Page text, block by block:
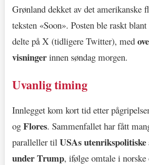
Grønland dekket av det amerikanske
teksten «Soon». Posten ble raskt
delte på X (tidligere Twitter), med
visninger innen søndag morgen.
Uvanlig timing
Innlegget kom kort tid etter
og Flores. Sammenfallet har fått
paralleller til USAs
under Trump, ifølge omtale i norske